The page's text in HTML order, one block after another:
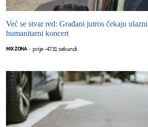
Već se stvar red: Građani jutros čekaju
humanitarni koncert
MIX ZONA - prije -4731 sekundi